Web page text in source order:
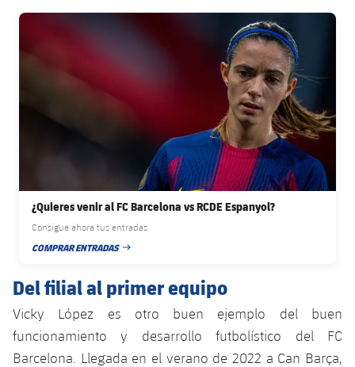
FC Barcelona club badge
¿Quieres venir al FC Barcelona vs RCDE Espanyol?
Consigue ahora tus entradas
COMPRAR ENTRADAS
FECHA DE PUBLICACIÓN
Del filial al primer equipo
Vicky López es otro buen ejemplo del buen
funcionamiento y desarrollo futbolístico del FC
Barcelona. Llegada en el verano de 2022 a Can Barça,